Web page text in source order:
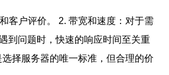
客户评价。 2. 带宽和速度：对于需
到问题时，快速的响应时间至关重
择服务器的唯一标准，但合理的价